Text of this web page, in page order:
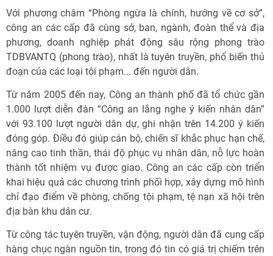
Với phương châm “Phòng ngừa là chính, hướng về cơ sở”,
công an các cấp đã cùng sở, ban, ngành, đoàn thể và địa
phương, doanh nghiệp phát động sâu rộng phong trào
TDBVANTQ (phong trào), nhất là tuyên truyền, phổ biến thủ
đoạn của các loại tội phạm... đến người dân.
Từ năm 2005 đến nay, Công an thành phố đã tổ chức gần
1.000 lượt diễn đàn “Công an lắng nghe ý kiến nhân dân”
với 93.100 lượt người dân dự, ghi nhận trên 14.200 ý kiến
đóng góp. Điều đó giúp cán bộ, chiến sĩ khắc phục hạn chế,
nâng cao tinh thần, thái độ phục vụ nhân dân, nỗ lực hoàn
thành tốt nhiệm vụ được giao. Công an các cấp còn triển
khai hiệu quả các chương trình phối hợp, xây dựng mô hình
chỉ đạo điểm về phòng, chống tội phạm, tệ nạn xã hội trên
địa bàn khu dân cư.
Từ công tác tuyên truyền, vận động, người dân đã cung cấp
hàng chục ngàn nguồn tin, trong đó tin có giá trị chiếm trên